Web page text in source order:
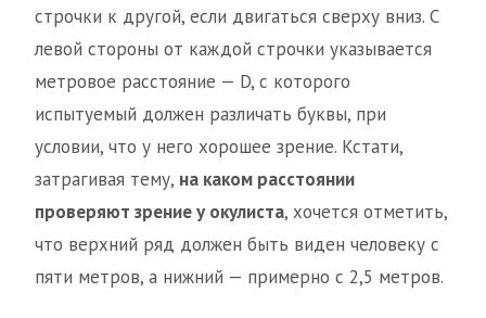
строчки к другой, если двигаться сверху вниз. С
левой стороны от каждой строчки указывается
метровое расстояние — D, с которого
испытуемый должен различать буквы, при
условии, что у него хорошее зрение. Кстати,
затрагивая тему, на каком расстоянии
проверяют зрение у окулиста, хочется отметить,
что верхний ряд должен быть виден человеку с
пяти метров, а нижний — примерно с 2,5 метров.